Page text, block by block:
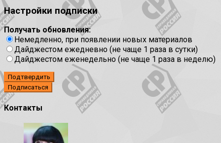
Настройки подписки
Получать обновления:
Немедленно, при появлении новых материалов
Дайджестом ежедневно (не чаще 1 раза в сутки)
Дайджестом еженедельно (не чаще 1 раза в неделю)
Подтвердить
Контакты